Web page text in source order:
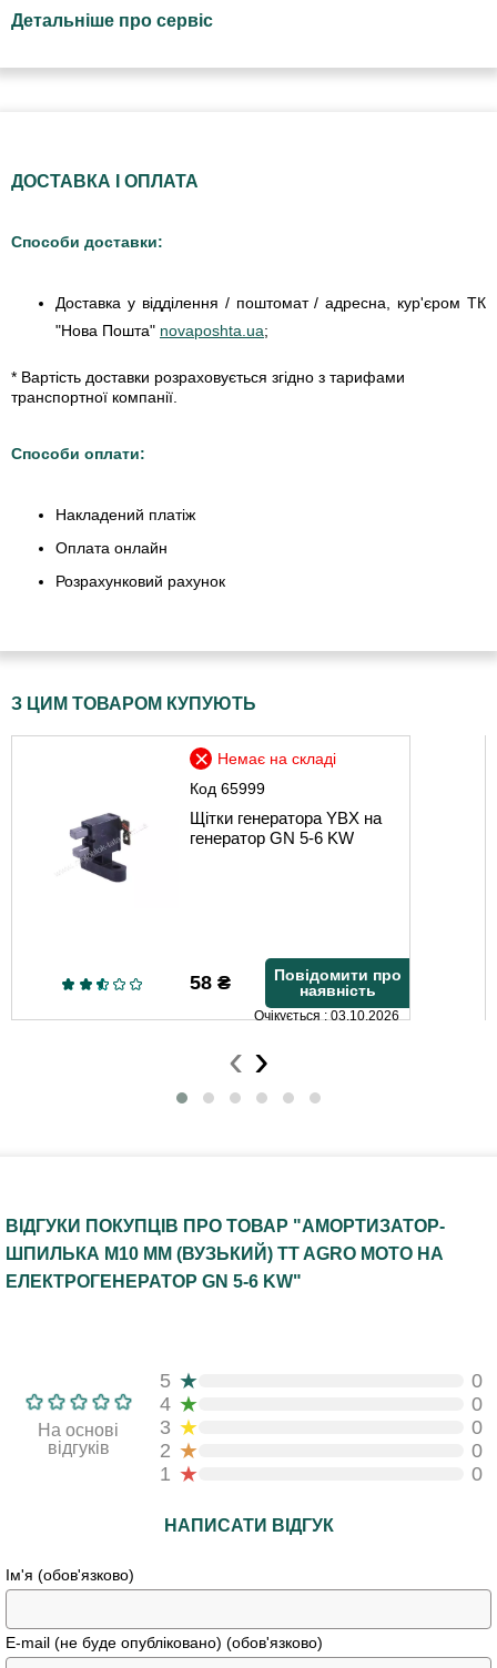
Детальніше про сервіс
ДОСТАВКА І ОПЛАТА
Способи доставки:
Доставка у відділення / поштомат / адресна, кур'єром ТК
"Нова Пошта" novaposhta.ua;
* Вартість доставки розраховується згідно з тарифами
транспортної компанії.
Способи оплати:
Накладений платіж
Оплата онлайн
Розрахунковий рахунок
З ЦИМ ТОВАРОМ КУПУЮТЬ
Код 65999
Немає на складі
Щітки генератора YBX на
генератор GN 5-6 KW
58 ₴
Повідомити про
наявність
Очікується : 03.10.2026
‹ ›
ВІДГУКИ ПОКУПЦІВ ПРО ТОВАР "АМОРТИЗАТОР-
ШПИЛЬКА М10 ММ (ВУЗЬКИЙ) TT AGRO MOTO НА
ЕЛЕКТРОГЕНЕРАТОР GN 5-6 KW"
На основі
відгуків
5 ★
0
4 ★
0
3 ★
0
2 ★
0
1 ★ 0
НАПИСАТИ ВІДГУК
Ім'я (обов'язково)
E-mail (не буде опубліковано) (обов'язково)